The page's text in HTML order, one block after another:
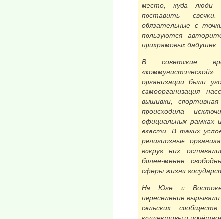
место, куда люди
поставить
обязательные с
пользуются
прихрамовых бабушек.
В советские
организации были
самоорганизация
вышивки,
происходила
официальных рамках
власти. В таких
религиозные
вокруг них,
более-менее
сферы жизни
На Юге и Востоке
переселение
сельских
коллективы и